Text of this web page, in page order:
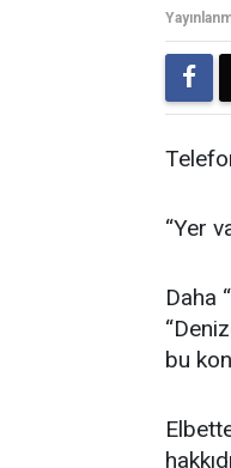
“Yer
Daha
bu